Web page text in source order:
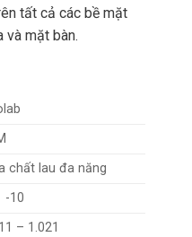
tất cả các bề mặt
và mặt bàn.
chất lau đa năng
-10
– 1.021